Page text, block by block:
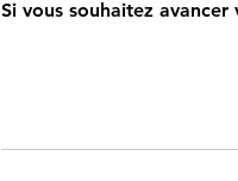
Si vous souhaitez